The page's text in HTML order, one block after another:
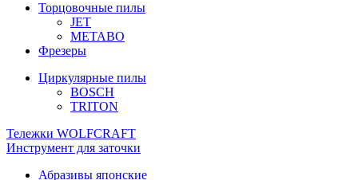
Торцовочные пилы
JET
METABO
Фрезеры
Циркулярные пилы
BOSCH
TRITON
Тележки WOLFCRAFT
Инструмент для заточки
Абразивы японские